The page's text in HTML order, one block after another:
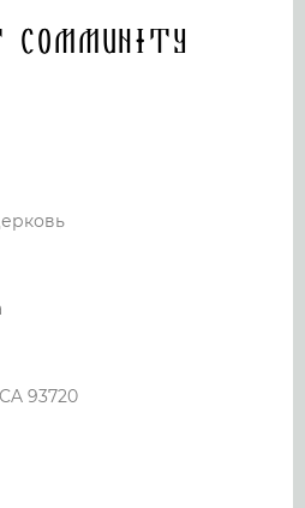
Community
93720